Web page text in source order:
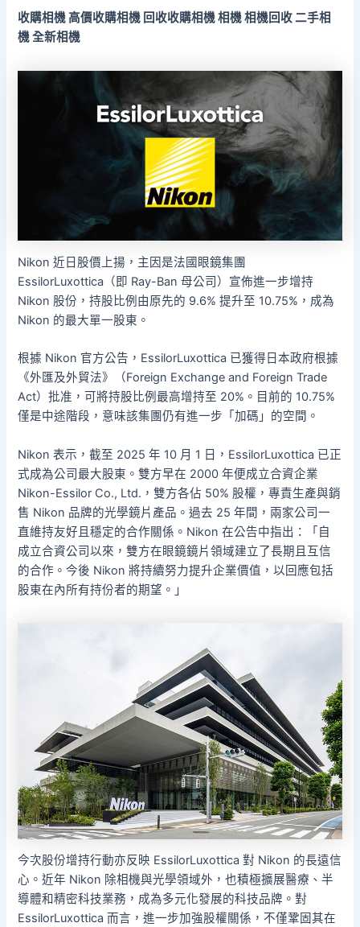
收購相機 高價收購相機 回收收購相機 相機 相機回收 二手相
機 全新相機
Nikon 近日股價上揚，主因是法國眼鏡集團
EssilorLuxottica（即 Ray-Ban 母公司）宣佈進一步增持
Nikon 股份，持股比例由原先的 9.6% 提升至 10.75%，成為
Nikon 的最大單一股東。
根據 Nikon 官方公告，EssilorLuxottica 已獲得日本政府根據
《外匯及外貿法》（Foreign Exchange and Foreign Trade
Act）批准，可將持股比例最高增持至 20%。目前的 10.75%
僅是中途階段，意味該集團仍有進一步「加碼」的空間。
Nikon 表示，截至 2025 年 10 月 1 日，EssilorLuxottica 已正
式成為公司最大股東。雙方早在 2000 年便成立合資企業
Nikon-Essilor Co., Ltd.，雙方各佔 50% 股權，專責生產與銷
售 Nikon 品牌的光學鏡片產品。過去 25 年間，兩家公司一
直維持友好且穩定的合作關係。Nikon 在公告中指出：「自
成立合資公司以來，雙方在眼鏡鏡片領域建立了長期且互信
的合作。今後 Nikon 將持續努力提升企業價值，以回應包括
股東在內所有持份者的期望。」
今次股份增持行動亦反映 EssilorLuxottica 對 Nikon 的長遠信
心。近年 Nikon 除相機與光學領域外，也積極擴展醫療、半
導體和精密科技業務，成為多元化發展的科技品牌。對
EssilorLuxottica 而言，進一步加強股權關係，不僅鞏固其在